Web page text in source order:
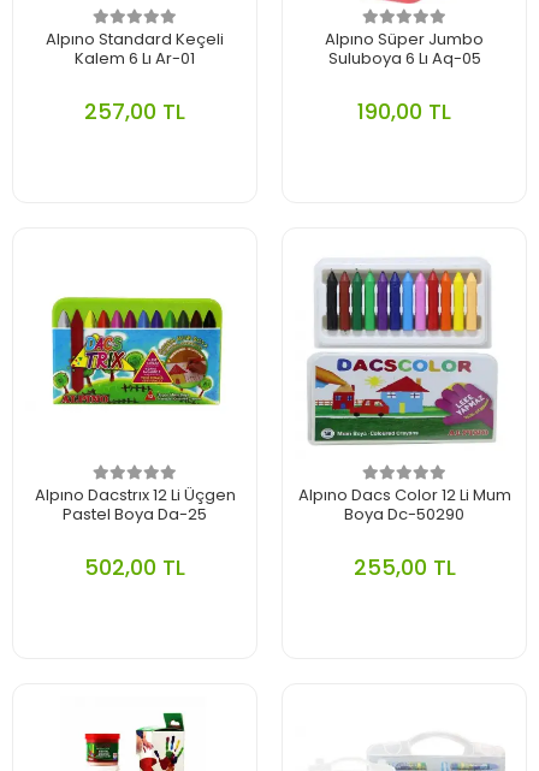
Alpıno Standard Keçeli
Kalem 6 Lı Ar-01
257,00 TL
Alpıno Süper Jumbo
Suluboya 6 Lı Aq-05
190,00 TL
Alpıno Dacstrıx 12 Li Üçgen
Pastel Boya Da-25
502,00 TL
Alpıno Dacs Color 12 Li Mum
Boya Dc-50290
255,00 TL